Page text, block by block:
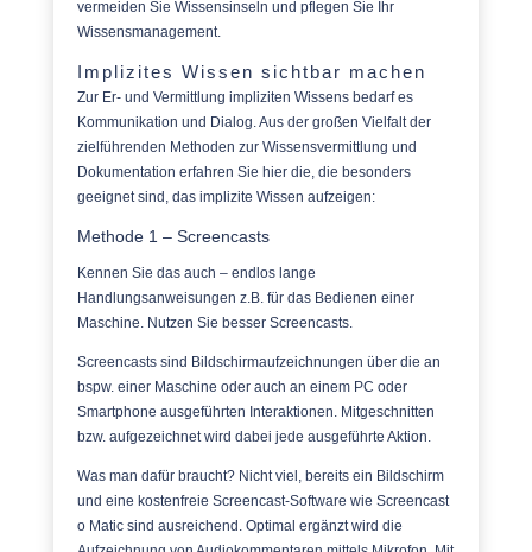
vermeiden Sie Wissensinseln und pflegen Sie Ihr
Wissensmanagement.
Implizites Wissen sichtbar machen
Zur Er- und Vermittlung impliziten Wissens bedarf es
Kommunikation und Dialog. Aus der großen Vielfalt der
zielführenden Methoden zur Wissensvermittlung und
Dokumentation erfahren Sie hier die, die besonders
geeignet sind, das implizite Wissen aufzeigen:
Methode 1 – Screencasts
Kennen Sie das auch – endlos lange
Handlungsanweisungen z.B. für das Bedienen einer
Maschine. Nutzen Sie besser Screencasts.
Screencasts sind Bildschirmaufzeichnungen über die an
bspw. einer Maschine oder auch an einem PC oder
Smartphone ausgeführten Interaktionen. Mitgeschnitten
bzw. aufgezeichnet wird dabei jede ausgeführte Aktion.
Was man dafür braucht? Nicht viel, bereits ein Bildschirm
und eine kostenfreie Screencast-Software wie Screencast
o Matic sind ausreichend. Optimal ergänzt wird die